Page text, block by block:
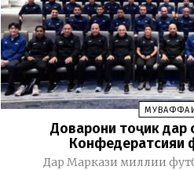
Доварони тоҷик дар
Конфедератсияи
Дар Маркази миллии